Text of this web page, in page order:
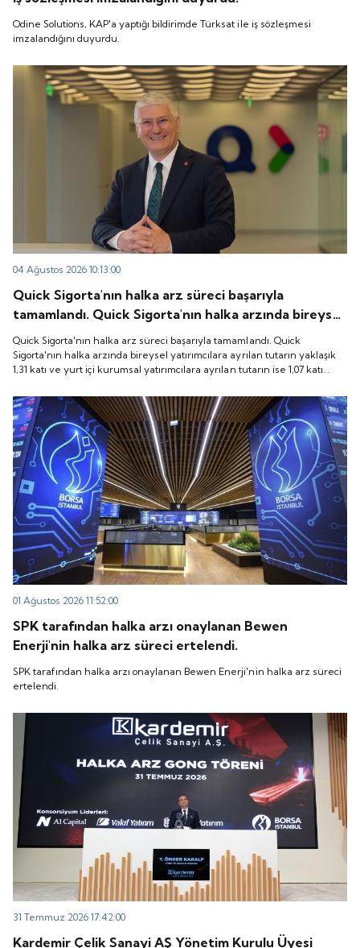
Odine Solutions, KAP'a yaptığı bildirimde Türksat ile iş sözleşmesi
imzalandığını duyurdu.
04 Ağustos 2026 10:13:00
Quick Sigorta'nın halka arz süreci başarıyla
tamamlandı. Quick Sigorta'nın halka arzında bireysel
yatırımcılara ayrılan tutarın yaklaşık 1,31 katı ve yurt
içi kurumsal yatırımcılara ayrılan tutarın ise 1,07 katı
talep geldi. Quick Sigorta, 6 Ağustos 2026 tarihinde
görmeye başlayacak.
Quick Sigorta'nın halka arz süreci başarıyla tamamlandı. Quick
Sigorta'nın halka arzında bireysel yatırımcılara ayrılan tutarın yaklaşık
1,31 katı ve yurt içi kurumsal yatırımcılara ayrılan tutarın ise 1,07 katı
koduyla Borsa İstanbul'da işlem görmeye başlayacak.
01 Ağustos 2026 11:52:00
SPK tarafından halka arzı onaylanan Bewen
Enerji'nin halka arz süreci ertelendi.
SPK tarafından halka arzı onaylanan Bewen Enerji'nin halka arz süreci
ertelendi.
31 Temmuz 2026 17:42:00
Kardemir Çelik Sanayi AŞ Yönetim Kurulu Üyesi